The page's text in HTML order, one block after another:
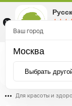
Для красоты и
Ваш город
Москва
Выбрать